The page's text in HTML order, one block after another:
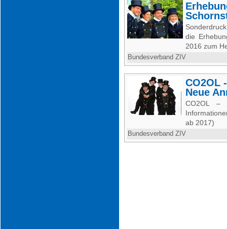
die
2016 zum
Bundesverband ZIV
CO2OL
Neue
CO2OL
ab 2017)
Bundesverband ZIV